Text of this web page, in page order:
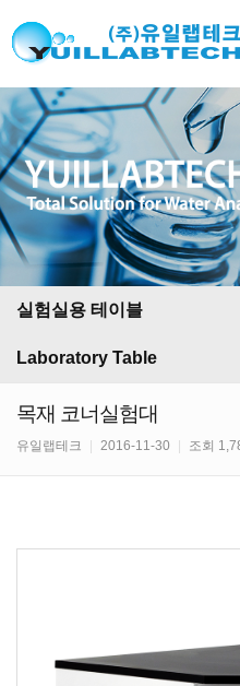
실험실용 테이블
Laboratory Table
목재 코너실험대
유일랩테크 2016-11-30 조회